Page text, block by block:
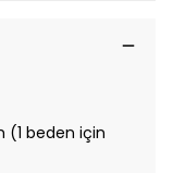
beden için